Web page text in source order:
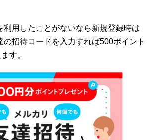
利用したことがないなら新規登録時は
招待コードを入力すれば500ポイント
す。